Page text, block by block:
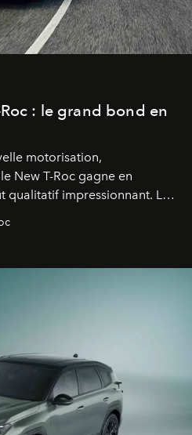
: le grand bond en
motorisation,
New T-Roc gagne en
qualitatif impressionnant. Le
en profondeur son SUV
premium. Et le pari semble